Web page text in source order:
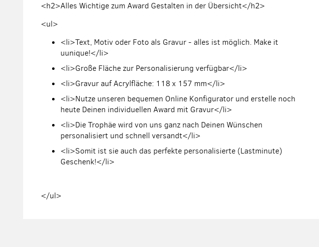
<h2>Alles Wichtige zum Award Gestalten in der Übersicht</h2>
<ul>
<li>Text, Motiv oder Foto als Gravur - alles ist möglich. Make it
uunique!</li>
<li>Große Fläche zur Personalisierung verfügbar</li>
<li>Gravur auf Acrylfläche: 118 x 157 mm</li>
<li>Nutze unseren bequemen Online Konfigurator und erstelle noch
heute Deinen individuellen Award mit Gravur</li>
<li>Die Trophäe wird von uns ganz nach Deinen Wünschen
personalisiert und schnell versandt</li>
<li>Somit ist sie auch das perfekte personalisierte (Lastminute)
Geschenk!</li>
</ul>